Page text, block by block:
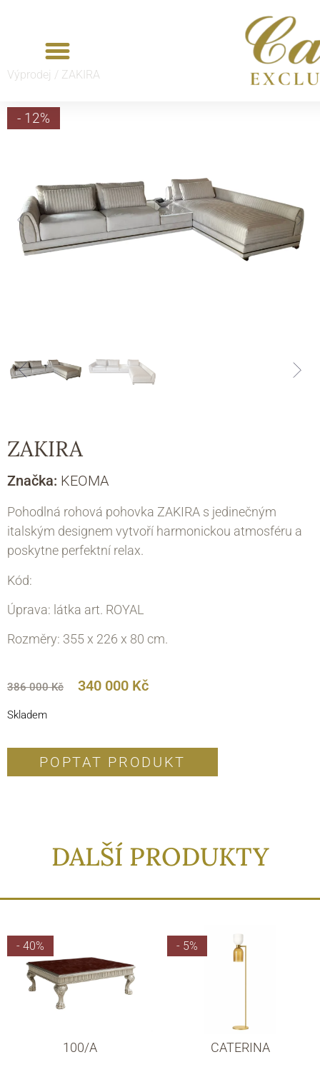
Výprodej / ZAKIRA
- 12%
ZAKIRA
Značka: KEOMA
Pohodlná rohová pohovka ZAKIRA s jedinečným
italským designem vytvoří harmonickou atmosféru a
poskytne perfektní relax.
Kód:
Úprava: látka art. ROYAL
Rozměry: 355x 226 х 80 cm.
386 000Kč 340 000 Kč
Skladem
POPTAT PRODUKT
DALŠÍ PRODUKTY
- 40%
100/A
- 5%
CATERINA